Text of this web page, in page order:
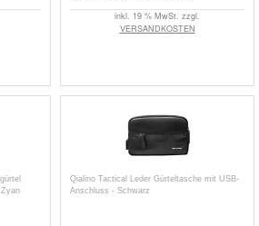
inkl. 19 % MwSt. zzgl.
VERSANDKOSTEN
Qialino Tactical Leder Gürteltasche mit USB-
Anschluss - Schwarz